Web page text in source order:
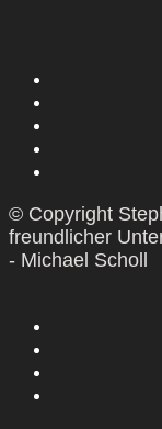
© Copyright
freundlicher
- Michael Scholl